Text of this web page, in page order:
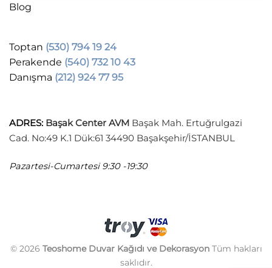
Blog
Toptan (530) 794 19 24
Perakende (540) 732 10 43
Danışma (212) 924 77 95
ADRES: Başak Center AVM Başak Mah. Ertuğrulgazi
Cad. No:49 K.1 Dük:61 34490 Başakşehir/İSTANBUL
Pazartesi-Cumartesi 9:30 -19:30
© 2026 Teoshome Duvar Kağıdı ve DekorasyonTüm hakları
saklıdır.